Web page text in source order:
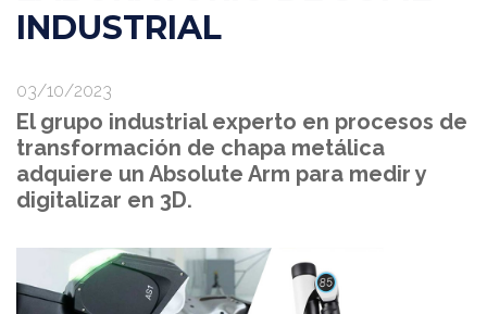
INDUSTRIAL
03/10/2023
El grupo industrial experto en procesos de
transformación de chapa metálica
adquiere un Absolute Arm para medir y
digitalizar en 3D.